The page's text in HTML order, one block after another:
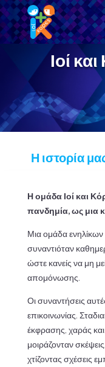
Ιοί και
Η ιστορία
Η ομάδα Ιοί και
πανδημία, ως μια
Μια ομάδα
συναντιόταν
ώστε κανείς να μη
απομόνωσης.
Οι συναντήσεις
επικοινωνίας.
έκφρασης, χαράς
μοιράζονταν
χτίζοντας σχέσεις